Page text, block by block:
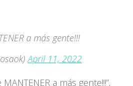
a más gente!!!
April 11, 2022
a más gente!!!”,